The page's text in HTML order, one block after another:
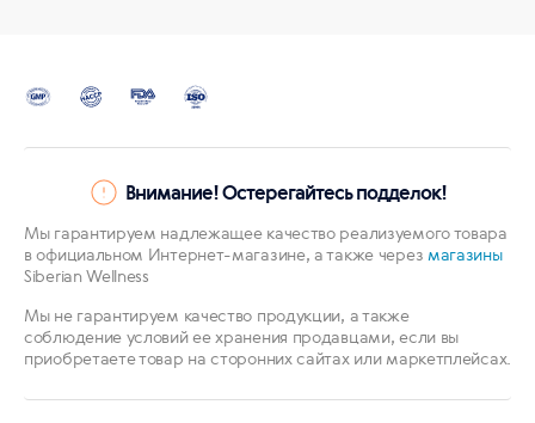
Внимание! Остерегайтесь подделок!
Мы гарантируем надлежащее качество реализуемого товара
в официальном Интернет-магазине, а также через магазины
Siberian Wellness
Мы не гарантируем качество продукции, а также
соблюдение условий ее хранения продавцами, если вы
приобретаете товар на сторонних сайтах или маркетплейсах.